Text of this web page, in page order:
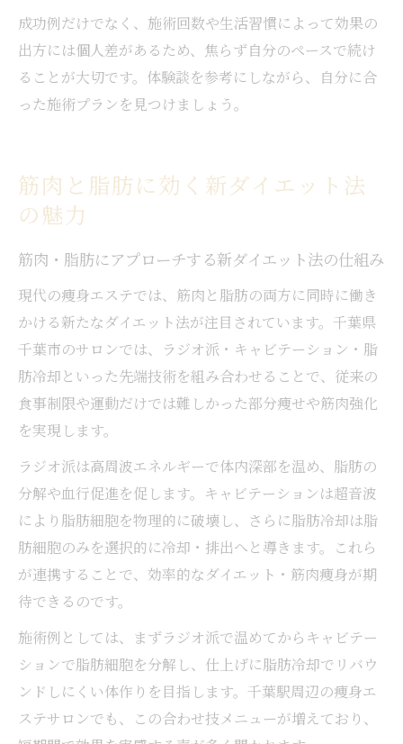
成功例だけでなく、施術回数や生活習慣によって効果の
出方には個人差があるため、焦らず自分のペースで続け
ることが大切です。体験談を参考にしながら、自分に合
った施術プランを見つけましょう。
筋肉と脂肪に効く新ダイエット法
の魅力
筋肉・脂肪にアプローチする新ダイエット法の仕組み
現代の痩身エステでは、筋肉と脂肪の両方に同時に働き
かける新たなダイエット法が注目されています。千葉県
千葉市のサロンでは、ラジオ派・キャビテーション・脂
肪冷却といった先端技術を組み合わせることで、従来の
食事制限や運動だけでは難しかった部分痩せや筋肉強化
を実現します。
ラジオ派は高周波エネルギーで体内深部を温め、脂肪の
分解や血行促進を促します。キャビテーションは超音波
により脂肪細胞を物理的に破壊し、さらに脂肪冷却は脂
肪細胞のみを選択的に冷却・排出へと導きます。これら
が連携することで、効率的なダイエット・筋肉痩身が期
待できるのです。
施術例としては、まずラジオ派で温めてからキャビテー
ションで脂肪細胞を分解し、仕上げに脂肪冷却でリバウ
ンドしにくい体作りを目指します。千葉駅周辺の痩身エ
ステサロンでも、この合わせ技メニューが増えており、